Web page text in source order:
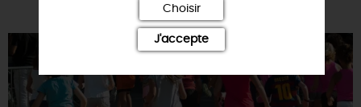
Choisir
J'accepte